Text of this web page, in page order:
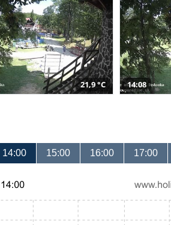
21,9 °C 14:08
14:00 15:00 16:00 17:00